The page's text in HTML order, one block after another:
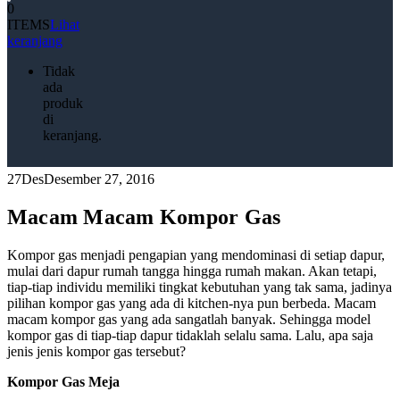
0
ITEMSLihat
keranjang
Tidak
ada
produk
di
keranjang.
27DesDesember 27, 2016
Macam Macam Kompor Gas
Kompor gas menjadi pengapian yang mendominasi di setiap dapur,
mulai dari dapur rumah tangga hingga rumah makan. Akan tetapi,
tiap-tiap individu memiliki tingkat kebutuhan yang tak sama, jadinya
pilihan kompor gas yang ada di kitchen-nya pun berbeda. Macam
macam kompor gas yang ada sangatlah banyak. Sehingga model
kompor gas di tiap-tiap dapur tidaklah selalu sama. Lalu, apa saja
jenis jenis kompor gas tersebut?
Kompor Gas Meja